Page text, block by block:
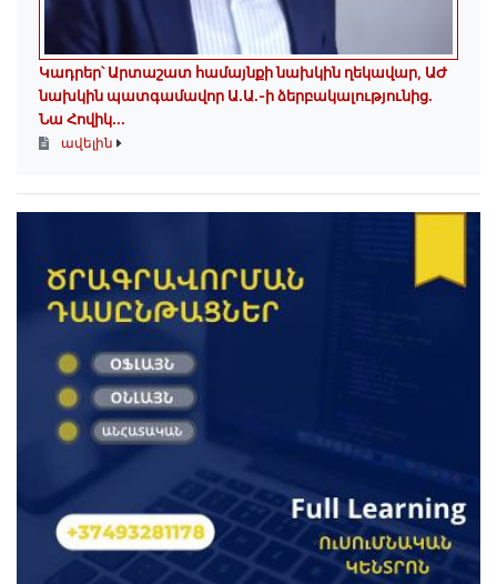
Կադրեր՝ Արտաշատ համայնքի նախկին ղեկավար, ԱԺ
նախկին պատգամավոր Ա.Ա.-ի ձերբակալությունից.
Նա Հովիկ...
ավելին